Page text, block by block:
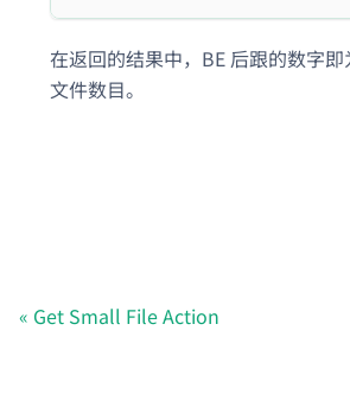
在返回的结果中，BE 后跟的数字即
文件数目。
Get Small File Action